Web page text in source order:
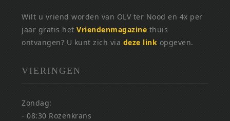
Wilt u vriend worden van OLV ter Nood en 4x per
jaar gratis hetVriendenmagazine thuis
ontvangen? U kunt zich via deze link opgeven.
VIERINGEN
Zondag:
- 08:30 Rozenkrans